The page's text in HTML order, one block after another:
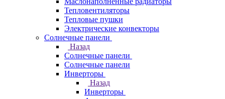
Тепловентиляторы
Тепловые пушки
Электрические конвекторы
Солнечные панели
Назад
Солнечные панели
Солнечные панели
Инверторы
Назад
Инверторы